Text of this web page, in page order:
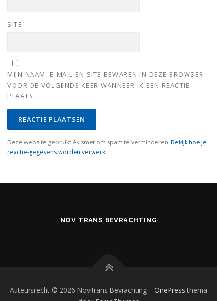
SITE
MIJN NAAM, E-MAIL EN SITE BEWAREN IN DEZE BROWSER
VOOR DE VOLGENDE KEER WANNEER IK EEN REACTIE
PLAATS.
Deze website gebruikt Akismet om spam te verminderen. Bekijk hoe je
reactie-gegevens worden verwerkt.
NOVITRANS BEVRACHTING
Auteursrecht © 2026 Novitrans Bevrachting – OnePress thema